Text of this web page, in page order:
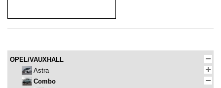
OPEL/VAUXHALL
Astra
Combo